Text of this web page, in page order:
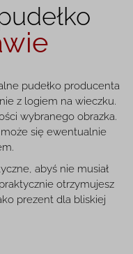
pudełko producenta
z logiem na wieczku.
wybranego obrazka.
się ewentualnie
abyś nie musiał
otrzymujesz
prezent dla bliskiej